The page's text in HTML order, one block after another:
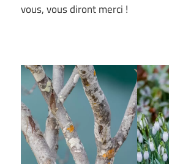
vous, vous diront merci !